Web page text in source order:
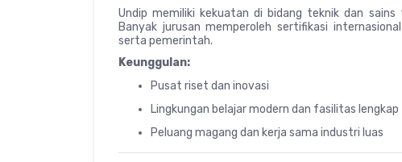
Undip memiliki kekuatan di bidang teknik dan
Banyak jurusan memperoleh sertifikasi
serta pemerintah.
Keunggulan:
Pusat riset dan inovasi
Lingkungan belajar modern dan fasilitas lengkap
Peluang magang dan kerja sama industri luas